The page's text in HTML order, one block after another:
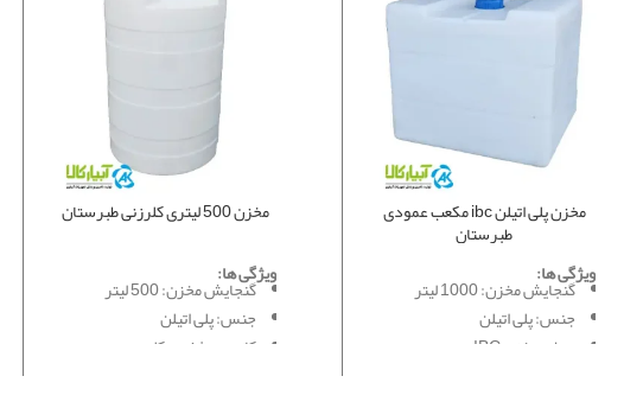
مخزن پلی اتیلن ibc مکعب عمودی
طبرستان
ویژگی ها:
گنجایش مخزن: 1000 لیتر
جنس: پلی اتیلن
مدل: مخزن IBC
مخزن 500 لیتری کلرزنی طبرستان
ویژگی ها:
گنجایش مخزن: 500 لیتر
جنس: پلی اتیلن
کاربرد: ذخیره کلر